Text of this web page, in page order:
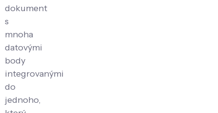
dokument
s
mnoha
datovými
body
integrovanými
do
jednoho,